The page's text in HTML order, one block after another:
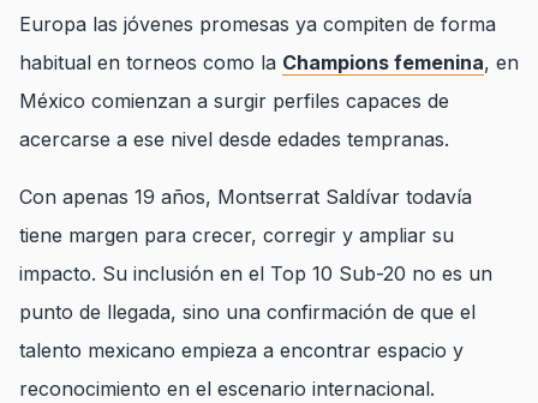
Europa las jóvenes promesas ya compiten de forma
habitual en torneos como la Champions femenina, en
México comienzan a surgir perfiles capaces de
acercarse a ese nivel desde edades tempranas.
Con apenas 19 años, Montserrat Saldívar todavía
tiene margen para crecer, corregir y ampliar su
impacto. Su inclusión en el Top 10 Sub-20 no es un
punto de llegada, sino una confirmación de que el
talento mexicano empieza a encontrar espacio y
reconocimiento en el escenario internacional.